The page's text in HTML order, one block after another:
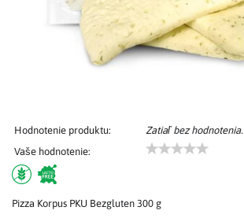
Hodnotenie produktu:
Zatiaľ bez
Vaše hodnotenie:
Pizza Korpus PKU Bezgluten 300 g